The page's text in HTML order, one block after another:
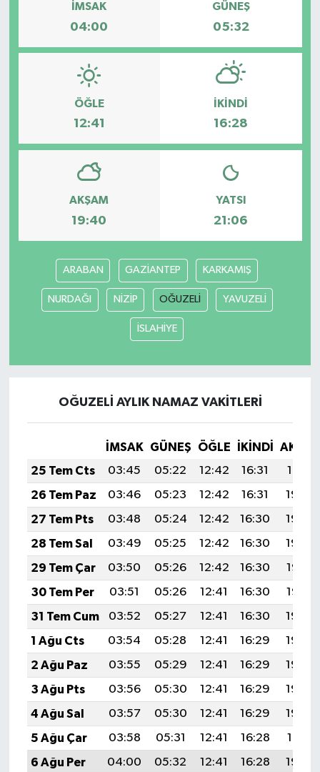
İMSAK
04:00
GÜNEŞ
05:32
ÖĞLE
12:41
İKINDI
16:28
AKŞAM
19:40
YATSI
21:06
ARABAN GAZİANTEP KARKAMIŞ
NURDAĞI NİZİP OĞUZELİ YAVUZELİ
İSLAHİYE
OĞUZELİ AYLIK NAMAZ VAKITLERI
İMSAK GÜNEŞ ÖĞLE İKINDI
25 Tem Cts
03:45 05:22 12:42 16:31
19:51
26 Tem Paz
03:46 05:23 12:42 16:31
19:50
27 Tem Pts
03:48 05:24 12:42 16:30
19:49
28 Tem Sal
03:49 05:25 12:42 16:30
19:48
29 Tem Çar
03:50 05:26 12:42 16:30
19:47
30 Tem Per
03:51 05:26 12:41 16:30
19:47
31 Tem Cum
03:52 05:27 12:41 16:30
19:46
1 Ağu Cts
03:54 05:28 12:41 16:29
19:45
2 Ağu Paz
03:55 05:29 12:41 16:29
19:44
3 Ağu Pts
03:56 05:30 12:41 16:29
19:43
4 Ağu Sal
03:57 05:30 12:41 16:29
19:42
5 Ağu Çar
03:58 05:31 12:41 16:28
19:41
6 Ağu Per
04:00 05:32 12:41 16:28
19:40